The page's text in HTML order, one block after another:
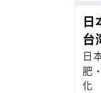
台
日
肥
化